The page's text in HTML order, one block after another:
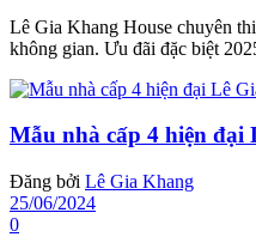
Lê Gia Khang House chuyên
không gian. Ưu đãi đặc biệt
Mẫu nhà cấp 4 hiện đại
Đăng bởi Lê Gia Khang
25/06/2024
0